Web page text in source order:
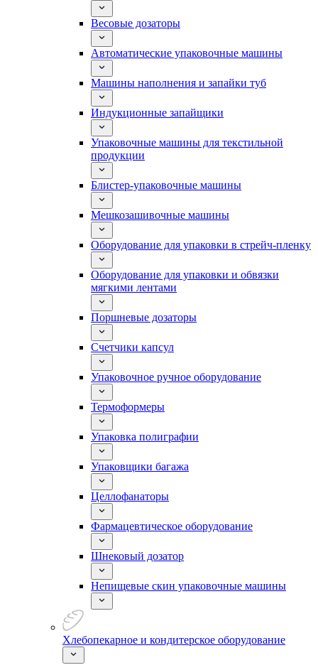
Весовые дозаторы
Автоматические упаковочные машины
Машины наполнения и запайки туб
Индукционные запайщики
Упаковочные машины для текстильной
продукции
Блистер-упаковочные машины
Мешкозашивочные машины
Оборудование для упаковки в стрейч-пленку
Оборудование для упаковки и обвязки
мягкими лентами
Поршневые дозаторы
Счетчики капсул
Упаковочное ручное оборудование
Термоформеры
Упаковка полиграфии
Упаковщики багажа
Целлофанаторы
Фармацевтическое оборудование
Шнековый дозатор
Непищевые скин упаковочные машины
Хлебопекарное и кондитерское оборудование